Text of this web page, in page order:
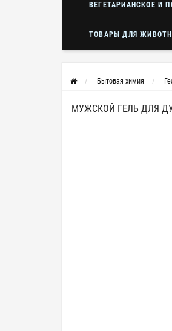
ВЕГЕТАРИАНСКОЕ И
ТОВАРЫ ДЛЯ
Бытовая химия
МУЖСКОЙ ГЕЛЬ ДЛЯ